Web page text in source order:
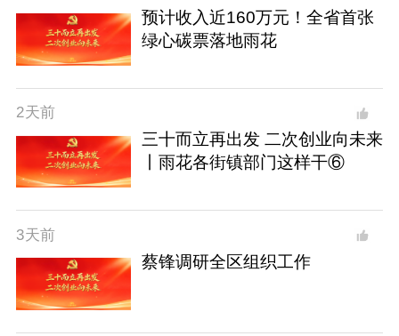
预计收入近160万元！全省首张
绿心碳票落地雨花
2天前
三十而立再出发 二次创业向未来
丨雨花各街镇部门这样干⑥
3天前
蔡锋调研全区组织工作